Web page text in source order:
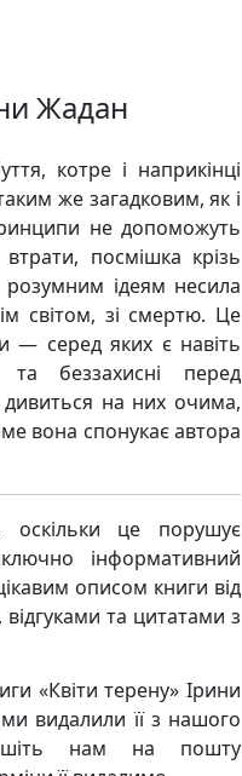
Жадан
котре і наприкінці
же загадковим, як і
не допоможуть
посмішка крізь
ідеям несила
світом, зі смертю. Це
— серед яких є навіть
беззахисні перед
дивиться на них очима,
вона спонукає автора
це порушує
інформативний
описом книги від
та цитатами з
«Квіти терену» Ірини
видалили її з нашого
нам на пошту